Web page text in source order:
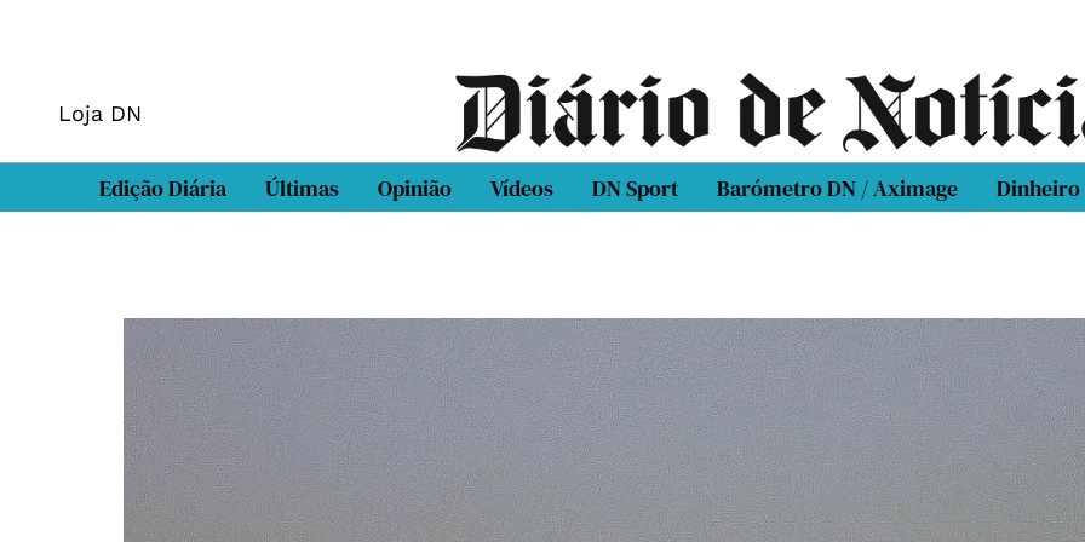
Loja DN
Edição Diária Últimas Opinião Vídeos DN Sport Barómetro DN / Aximage Dinheiro